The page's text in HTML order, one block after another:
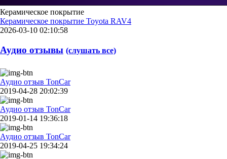
Керамическое покрытие
Керамическое покрытие Toyota RAV4
2026-03-10 02:10:58
Аудио отзывы (слушать все)
Аудио отзыв TonCar
2019-04-28 20:02:39
Аудио отзыв TonCar
2019-01-14 19:36:18
Аудио отзыв TonCar
2019-04-25 19:34:24